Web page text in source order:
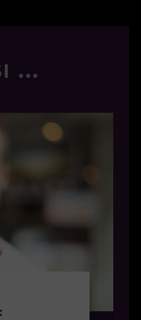
...